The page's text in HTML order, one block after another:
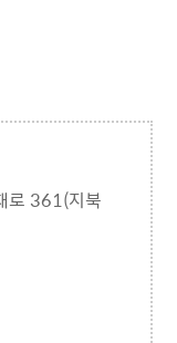
로 361(지북